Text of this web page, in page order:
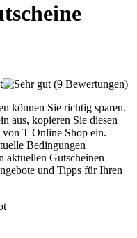
(9 Bewertungen)
können Sie richtig sparen.
aus, kopieren Sie diesen
von T Online Shop ein.
Bedingungen
aktuellen Gutscheinen
und Tipps für Ihren